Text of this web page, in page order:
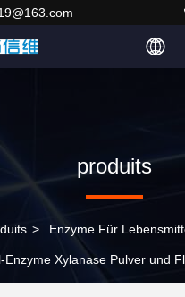
produits
> Enzyme Für
Enzyme Xylanase Pulver und